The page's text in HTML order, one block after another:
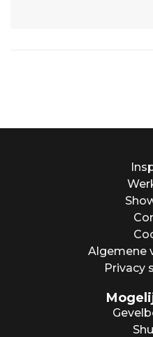
Algemene
Privacy